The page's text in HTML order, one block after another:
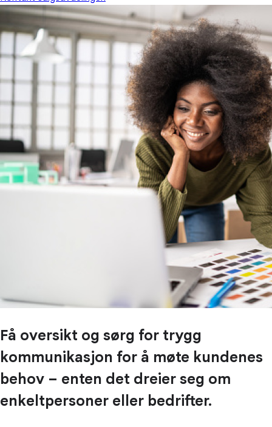
Få oversikt og sørg for trygg
kommunikasjon for å møte kundenes
behov – enten det dreier seg om
enkeltpersoner eller bedrifter.